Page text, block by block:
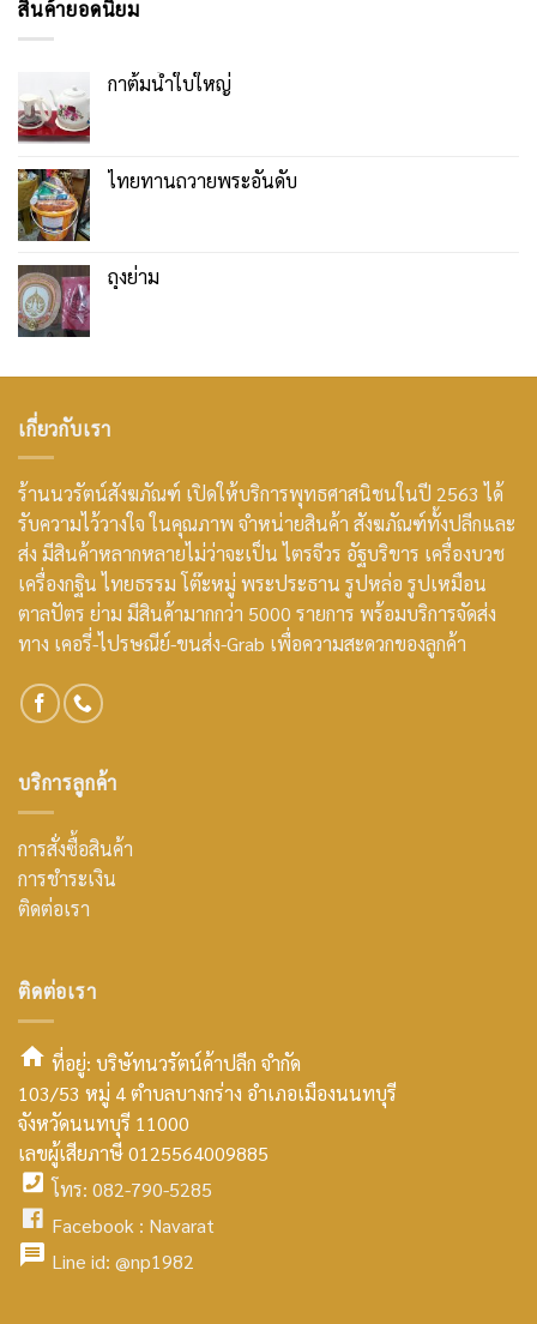
สินค้ายอดนิยม
กาต้มน้ำใบใหญ่
ไทยทานถวายพระอันดับ
ถุงย่าม
เกี่ยวกับเรา
ร้านนวรัตน์สังฆภัณฑ์ เปิดให้บริการพุทธศาสนิชนในปี 2563 ได้
รับความไว้วางใจ ในคุณภาพ จำหน่ายสินค้า สังฆภัณฑ์ทั้งปลีกและ
ส่ง มีสินค้าหลากหลายไม่ว่าจะเป็น ไตรจีวร อัฐบริขาร เครื่องบวช
เครื่องกฐิน ไทยธรรม โต๊ะหมู่ พระประธาน รูปหล่อ รูปเหมือน
ตาลปัตร ย่าม มีสินค้ามากกว่า 5000 รายการ พร้อมบริการจัดส่ง
ทาง เคอรี่-ไปรษณีย์-ขนส่ง-Grab เพื่อความสะดวกของลูกค้า
บริการลูกค้า
การสั่งซื้อสินค้า
การชำระเงิน
ติดต่อเรา
ติดต่อเรา
smt2
home
icon
ที่อยู่: บริษัทนวรัตน์ค้าปลีก จำกัด
103/53 หมู่ 4 ตำบลบางกร่าง อำเภอเมืองนนทบุรี
จังหวัดนนทบุรี 11000
เลขผู้เสียภาษี 0125564009885
facebook
icon
โทร: 082-790-5285
facebook
Facebook : Navarat
Line id: @np1982